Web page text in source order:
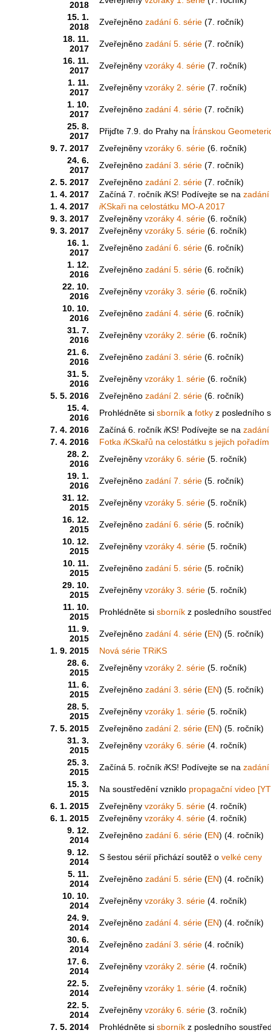
2018
15. 1.
2018
Zveřejněno zadání 6. série (7. ročník)
18. 11.
2017
Zveřejněno zadání 5. série (7. ročník)
16. 11.
2017
Zveřejněny vzoráky 4. série (7. ročník)
1. 11.
2017
Zveřejněny vzoráky 2. série (7. ročník)
1. 10.
2017
Zveřejněno zadání 4. série (7. ročník)
25. 8.
2017
Přijďte 7.9. do Prahy na Íránskou
9. 7. 2017
Zveřejněny vzoráky 6. série (6. ročník)
24. 6.
2017
Zveřejněno zadání 3. série (7. ročník)
2. 5. 2017
Zveřejněno zadání 2. série (7. ročník)
1. 4. 2017
Začíná 7. ročník iKS! Podívejte se na zadání
1. 4. 2017
iKSkaři na celostátku MO-A 2017
9. 3. 2017
Zveřejněny vzoráky 4. série (6. ročník)
9. 3. 2017
Zveřejněny vzoráky 5. série (6. ročník)
16. 1.
2017
Zveřejněno zadání 6. série (6. ročník)
1. 12.
2016
Zveřejněno zadání 5. série (6. ročník)
22. 10.
2016
Zveřejněny vzoráky 3. série (6. ročník)
10. 10.
2016
Zveřejněno zadání 4. série (6. ročník)
31. 7.
2016
Zveřejněny vzoráky 2. série (6. ročník)
21. 6.
2016
Zveřejněno zadání 3. série (6. ročník)
31. 5.
2016
Zveřejněny vzoráky 1. série (6. ročník)
5. 5. 2016
Zveřejněno zadání 2. série (6. ročník)
15. 4.
2016
Prohlédněte si sborník a fotky z posledního
7. 4. 2016
Začíná 6. ročník iKS! Podívejte se na zadání
7. 4. 2016
Fotka iKSkařů na celostátku s jejich pořadím
28. 2.
2016
Zveřejněny vzoráky 6. série (5. ročník)
19. 1.
2016
Zveřejněno zadání 7. série (5. ročník)
31. 12.
2015
Zveřejněny vzoráky 5. série (5. ročník)
16. 12.
2015
Zveřejněno zadání 6. série (5. ročník)
10. 12.
2015
Zveřejněny vzoráky 4. série (5. ročník)
10. 11.
2015
Zveřejněno zadání 5. série (5. ročník)
29. 10.
2015
Zveřejněny vzoráky 3. série (5. ročník)
11. 10.
2015
Prohlédněte si sborník z posledního
11. 9.
2015
Zveřejněno zadání 4. série (EN) (5. ročník)
1. 9. 2015
Nová série TRiKS
28. 6.
2015
Zveřejněny vzoráky 2. série (5. ročník)
11. 6.
2015
Zveřejněno zadání 3. série (EN) (5. ročník)
28. 5.
2015
Zveřejněny vzoráky 1. série (5. ročník)
7. 5. 2015
Zveřejněno zadání 2. série (EN) (5. ročník)
31. 3.
2015
Zveřejněny vzoráky 6. série (4. ročník)
25. 3.
2015
Začíná 5. ročník iKS! Podívejte se na zadání
15. 3.
2015
Na soustředění vzniklo propagační video
6. 1. 2015
Zveřejněny vzoráky 5. série (4. ročník)
6. 1. 2015
Zveřejněny vzoráky 4. série (4. ročník)
9. 12.
2014
Zveřejněno zadání 6. série (EN) (4. ročník)
9. 12.
2014
S šestou sérií přichází soutěž o velké ceny
5. 11.
2014
Zveřejněno zadání 5. série (EN) (4. ročník)
10. 10.
2014
Zveřejněny vzoráky 3. série (4. ročník)
24. 9.
2014
Zveřejněno zadání 4. série (EN) (4. ročník)
30. 6.
2014
Zveřejněno zadání 3. série (4. ročník)
17. 6.
2014
Zveřejněny vzoráky 2. série (4. ročník)
22. 5.
2014
Zveřejněny vzoráky 1. série (4. ročník)
22. 5.
2014
Zveřejněny vzoráky 6. série (3. ročník)
7. 5. 2014
Prohlédněte si sborník z posledního